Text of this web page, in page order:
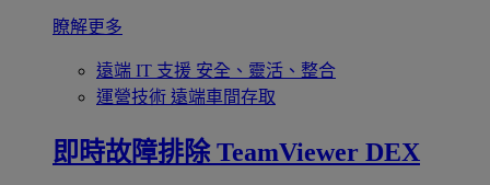
瞭解更多
遠端 IT 支援 安全、靈活、整合
運營技術 遠端車間存取
即時故障排除 TeamViewer DEX